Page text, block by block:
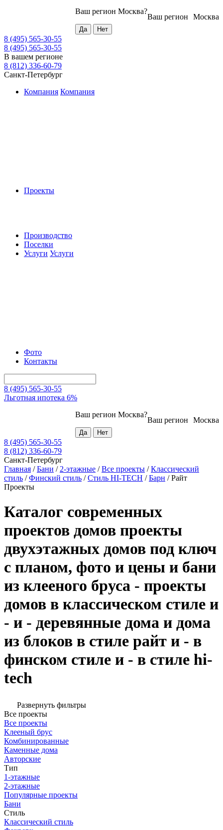
Москва
Ваш регион
Ваш регион Москва?
8 (495) 565-30-55
8 (495) 565-30-55
В вашем регионе
8 (812) 336-60-79
Санкт-Петербург
Компания Компания
Проекты
Производство
Поселки
Услуги Услуги
Фото
Контакты
8 (495) 565-30-55
Льготная ипотека 6%
Москва
Ваш регион
Ваш регион Москва?
8 (495) 565-30-55
8 (812) 336-60-79
Санкт-Петербург
Главная /Бани / 2-этажные /Все проекты /Классический
стиль /Финский стиль /Стиль HI-TECH /Барн /Райт
Проекты
Каталог современных
проектов домов проекты
двухэтажных домов под ключ
с планом, фото и цены и бани
из клееного бруса - проекты
домов в классическом стиле и
- и - деревянные дома и дома
из блоков в стиле райт и - в
финском стиле и - в стиле hi-
tech
Развернуть фильтры
Все проекты
Все проекты
Клееный брус
Комбинированные
Каменные дома
Авторские
Тип
1-этажные
2-этажные
Популярные проекты
Бани
Стиль
Классический стиль